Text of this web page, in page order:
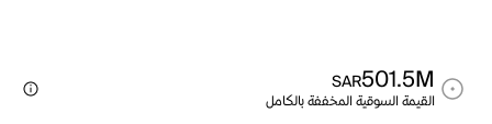
501.5M
SAR
القيمة السوقية المخففة بالكامل